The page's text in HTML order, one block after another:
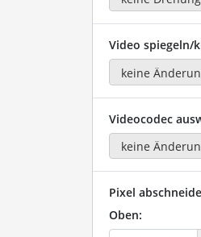
Video spiegeln/
Videocodec
Pixel
Oben: